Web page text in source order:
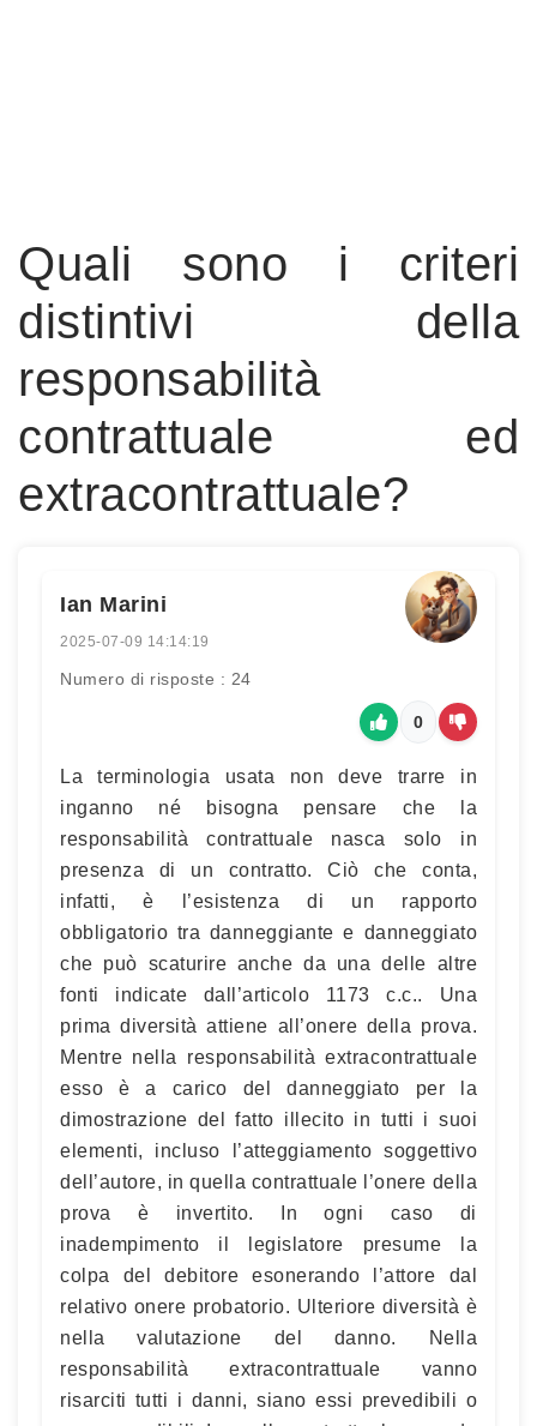
Quali sono i criteri
distintivi della
responsabilità
contrattuale ed
extracontrattuale?
Ian Marini
2025-07-09 14:14:19
Numero di risposte : 24
0
La terminologia usata non deve trarre in
inganno né bisogna pensare che la
responsabilità contrattuale nasca solo in
presenza di un contratto. Ciò che conta,
infatti, è l’esistenza di un rapporto
obbligatorio tra danneggiante e danneggiato
che può scaturire anche da una delle altre
fonti indicate dall’articolo 1173 c.c.. Una
prima diversità attiene all’onere della prova.
Mentre nella responsabilità extracontrattuale
esso è a carico del danneggiato per la
dimostrazione del fatto illecito in tutti i suoi
elementi, incluso l’atteggiamento soggettivo
dell’autore, in quella contrattuale l’onere della
prova è invertito. In ogni caso di
inadempimento il legislatore presume la
colpa del debitore esonerando l’attore dal
relativo onere probatorio. Ulteriore diversità è
nella valutazione del danno. Nella
responsabilità extracontrattuale vanno
risarciti tutti i danni, siano essi prevedibili o